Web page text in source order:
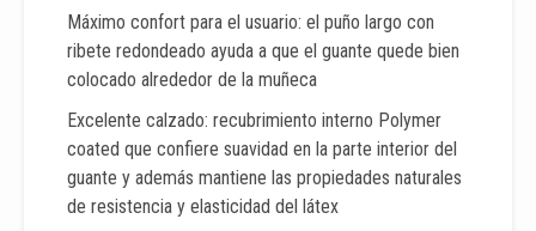
Máximo confort para el usuario: el puño largo con
ribete redondeado ayuda a que el guante quede bien
colocado alrededor de la muñeca
Excelente calzado: recubrimiento interno Polymer
coated que confiere suavidad en la parte interior del
guante y además mantiene las propiedades naturales
de resistencia y elasticidad del látex